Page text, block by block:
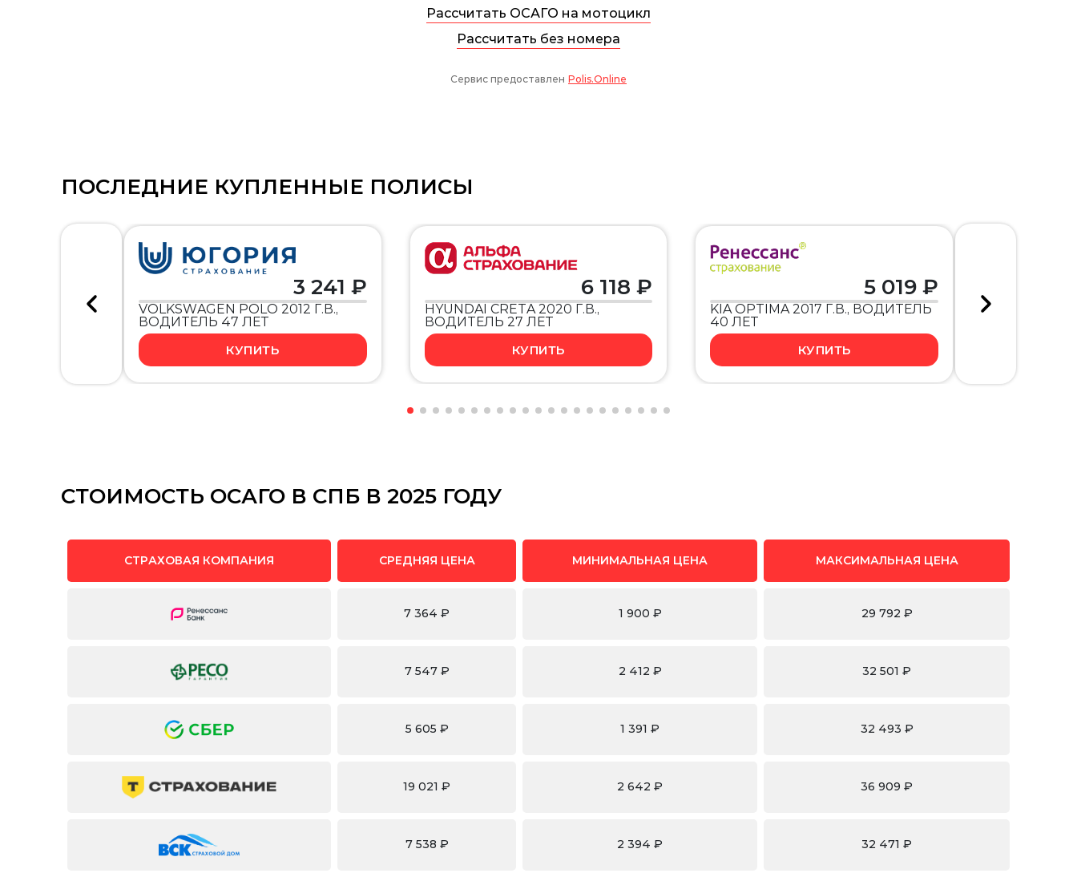
ПОСЛЕДНИЕ КУПЛЕННЫЕ ПОЛИСЫ
3 241 ₽
VOLKSWAGEN POLO 2012 Г.В.,
ВОДИТЕЛЬ 47 ЛЕТ
КУПИТЬ
6 118 ₽
HYUNDAI CRETA 2020 Г.В.,
ВОДИТЕЛЬ 27 ЛЕТ
КУПИТЬ
5 019 ₽
KIA OPTIMA 2017 Г.В., ВОДИТЕЛЬ
40 ЛЕТ
КУПИТЬ
СТОИМОСТЬ ОСАГО В СПБ В 2025 ГОДУ
СТРАХОВАЯ КОМПАНИЯ СРЕДНЯЯ ЦЕНА МИНИМАЛЬНАЯ ЦЕНА МАКСИМАЛЬНАЯ ЦЕНА
7 364 ₽ 1 900 ₽ 29 792 ₽
7 547 ₽ 2 412 ₽ 32 501 ₽
5 605 ₽ 1 391 ₽ 32 493 ₽
19 021 ₽ 2 642 ₽ 36 909 ₽
7 538 ₽ 2 394 ₽ 32 471 ₽